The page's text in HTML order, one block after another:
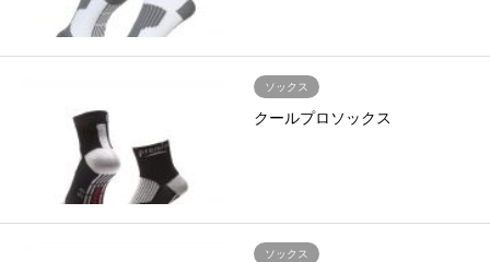
ソックス
クールプロソックス
ソックス